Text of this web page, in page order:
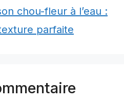
chou-fleur à l’eau :
parfaite